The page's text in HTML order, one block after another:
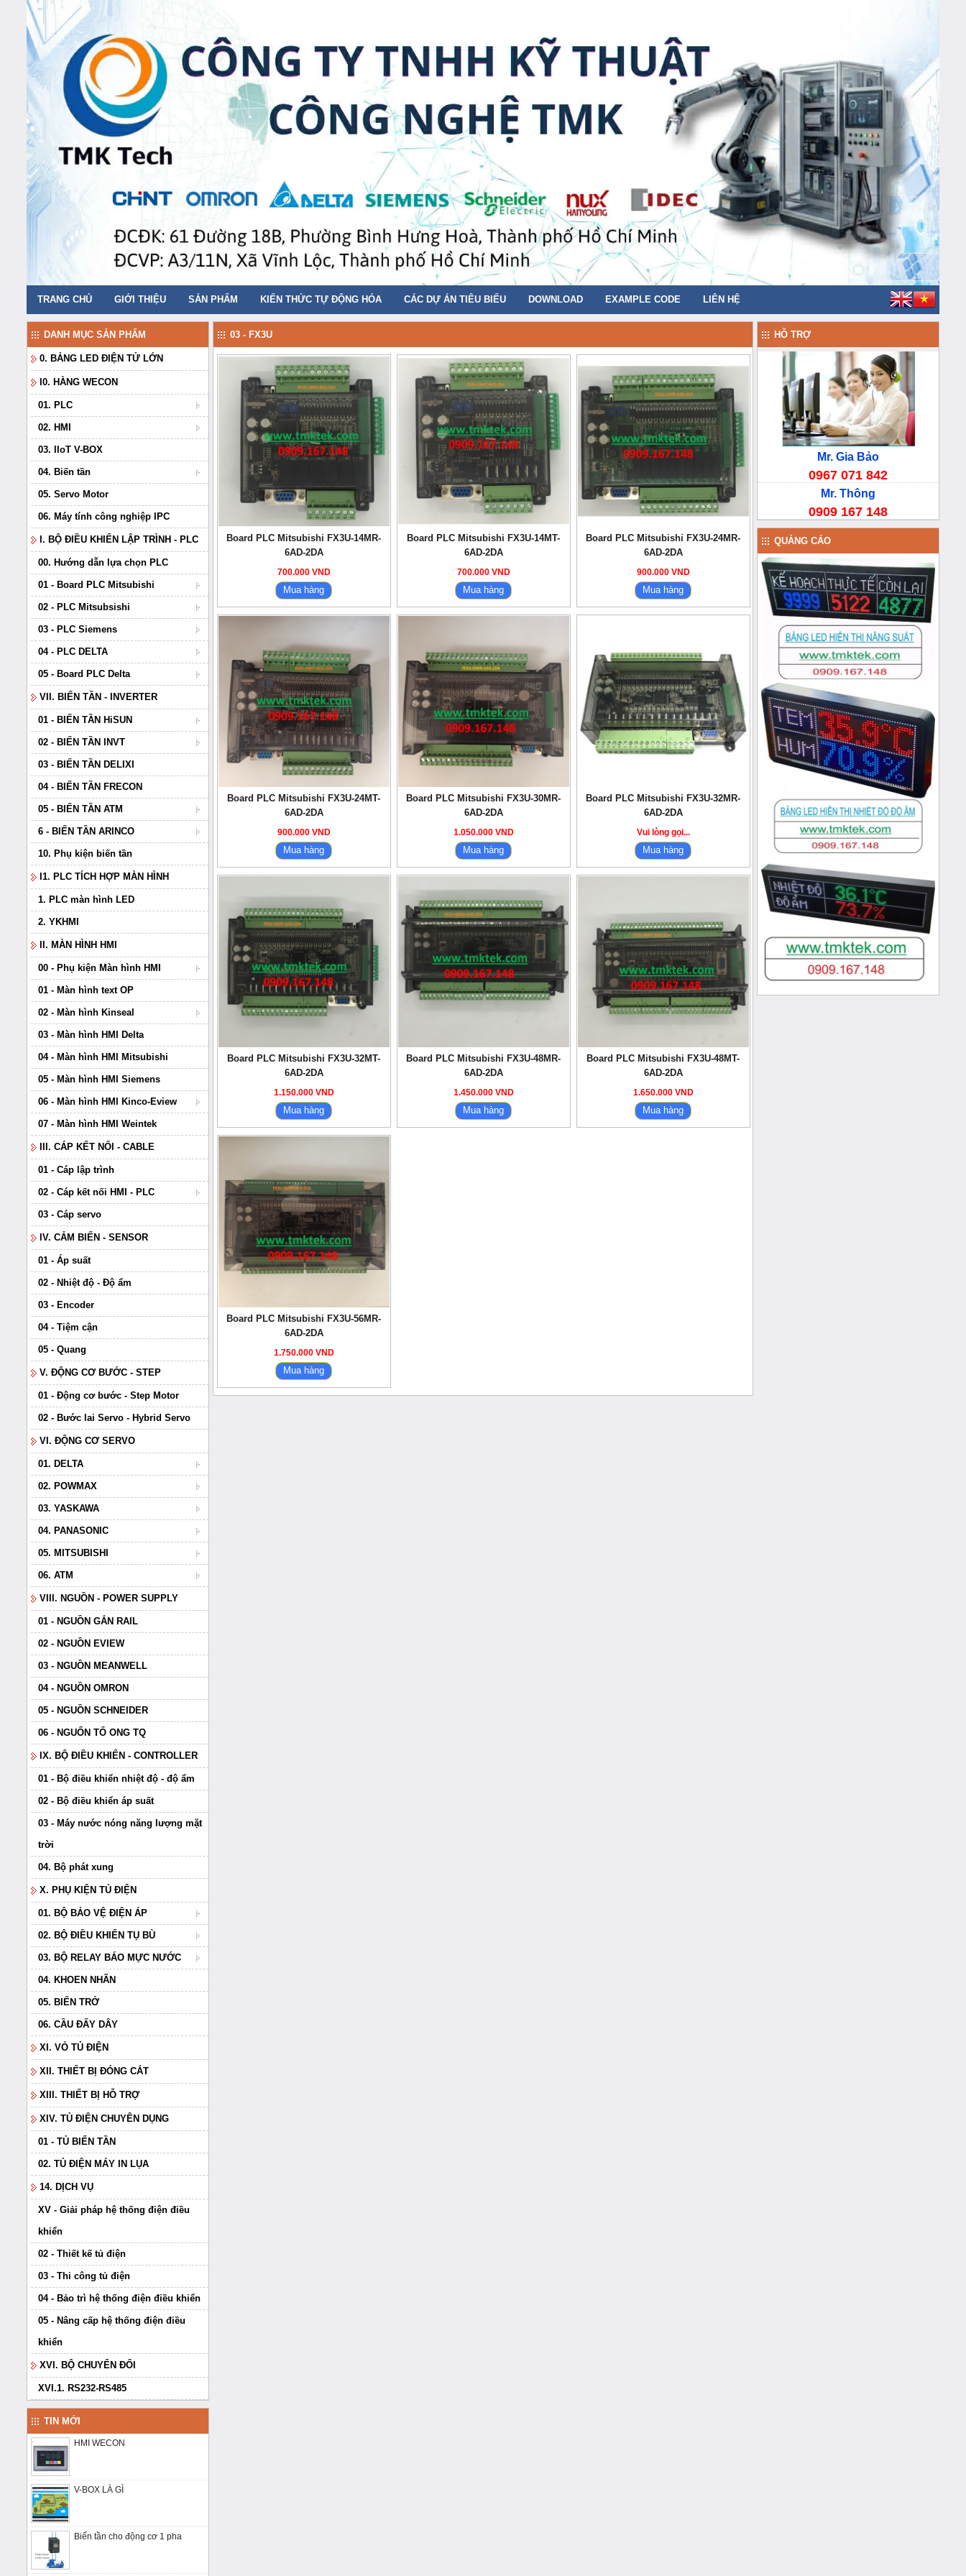
TRANG CHỦ GIỚI THIỆU SẢN PHẨM KIẾN THỨC TỰ ĐỘNG HÓA CÁC DỰ ÁN TIÊU BIỂU DOWNLOAD EXAMPLE CODE LIÊN HỆ
DANH MỤC SẢN PHẨM
0. BẢNG LED ĐIỆN TỬ LỚN
I0. HÀNG WECON
01. PLC
02. HMI
03. IIoT V-BOX
04. Biến tần
05. Servo Motor
06. Máy tính công nghiệp IPC
I. BỘ ĐIỀU KHIỂN LẬP TRÌNH - PLC
00. Hướng dẫn lựa chọn PLC
01 - Board PLC Mitsubishi
02 - PLC Mitsubsishi
03 - PLC Siemens
04 - PLC DELTA
05 - Board PLC Delta
VII. BIẾN TẦN - INVERTER
01 - BIẾN TẦN HiSUN
02 - BIẾN TẦN INVT
03 - BIẾN TẦN DELIXI
04 - BIẾN TẦN FRECON
05 - BIẾN TẦN ATM
6 - BIẾN TẦN ARINCO
10. Phụ kiện biến tần
I1. PLC TÍCH HỢP MÀN HÌNH
1. PLC màn hình LED
2. YKHMI
II. MÀN HÌNH HMI
00 - Phụ kiện Màn hình HMI
01 - Màn hình text OP
02 - Màn hình Kinseal
03 - Màn hình HMI Delta
04 - Màn hình HMI Mitsubishi
05 - Màn hình HMI Siemens
06 - Màn hình HMI Kinco-Eview
07 - Màn hình HMI Weintek
III. CÁP KẾT NỐI - CABLE
01 - Cáp lập trình
02 - Cáp kết nối HMI - PLC
03 - Cáp servo
IV. CẢM BIẾN - SENSOR
01 - Áp suất
02 - Nhiệt độ - Độ ẩm
03 - Encoder
04 - Tiệm cận
05 - Quang
V. ĐỘNG CƠ BƯỚC - STEP
01 - Động cơ bước - Step Motor
02 - Bước lai Servo - Hybrid Servo
VI. ĐỘNG CƠ SERVO
01. DELTA
02. POWMAX
03. YASKAWA
04. PANASONIC
05. MITSUBISHI
06. ATM
VIII. NGUỒN - POWER SUPPLY
01 - NGUỒN GẮN RAIL
02 - NGUỒN EVIEW
03 - NGUỒN MEANWELL
04 - NGUỒN OMRON
05 - NGUỒN SCHNEIDER
06 - NGUỔN TỔ ONG TQ
IX. BỘ ĐIỀU KHIỂN - CONTROLLER
01 - Bộ điều khiển nhiệt độ - độ ẩm
02 - Bộ điều khiển áp suất
03 - Máy nước nóng năng lượng mặt
trời
04. Bộ phát xung
X. PHỤ KIỆN TỦ ĐIỆN
01. BỘ BẢO VỆ ĐIỆN ÁP
02. BỘ ĐIỀU KHIỂN TỤ BÙ
03. BỘ RELAY BÁO MỰC NƯỚC
04. KHOEN NHÃN
05. BIẾN TRỞ
06. CẦU ĐẤY DÂY
XI. VỎ TỦ ĐIỆN
XII. THIẾT BỊ ĐÓNG CẮT
XIII. THIẾT BỊ HỖ TRỢ
XIV. TỦ ĐIỆN CHUYÊN DỤNG
01 - TỦ BIẾN TẦN
02. TỦ ĐIỆN MÁY IN LỤA
14. DỊCH VỤ
XV - Giải pháp hệ thống điện điều
khiển
02 - Thiết kế tủ điện
03 - Thi công tủ điện
04 - Bảo trì hệ thống điện điều khiển
05 - Nâng cấp hệ thống điện điều
khiển
XVI. BỘ CHUYỂN ĐỔI
XVI.1. RS232-RS485
TIN MỚI
HMI WECON
V-BOX LÀ GÌ
Biến tần cho động cơ 1 pha
HỖ TRỢ
Mr. Gia Bảo
0967 071 842
Mr. Thông
0909 167 148
QUẢNG CÁO
03 - FX3U
Board PLC Mitsubishi FX3U-14MR-
6AD-2DA
700.000 VND
Mua hàng
Board PLC Mitsubishi FX3U-14MT-
6AD-2DA
700.000 VND
Mua hàng
Board PLC Mitsubishi FX3U-24MR-
6AD-2DA
900.000 VND
Mua hàng
Board PLC Mitsubishi FX3U-24MT-
6AD-2DA
900.000 VND
Mua hàng
Board PLC Mitsubishi FX3U-30MR-
6AD-2DA
1.050.000 VND
Mua hàng
Board PLC Mitsubishi FX3U-32MR-
6AD-2DA
Vui lòng gọi...
Mua hàng
Board PLC Mitsubishi FX3U-32MT-
6AD-2DA
1.150.000 VND
Mua hàng
Board PLC Mitsubishi FX3U-48MR-
6AD-2DA
1.450.000 VND
Mua hàng
Board PLC Mitsubishi FX3U-48MT-
6AD-2DA
1.650.000 VND
Mua hàng
Board PLC Mitsubishi FX3U-56MR-
6AD-2DA
1.750.000 VND
Mua hàng